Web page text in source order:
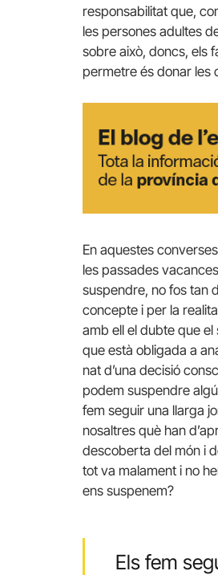
responsabilitat que,
les persones adultes
sobre això, doncs, els
permetre és donar les
En aquestes
les passades
suspendre, no fos tan
concepte i per la
amb ell el dubte que el
que està obligada a
nat d’una decisió
podem suspendre
fem seguir una llarga
nosaltres què han
descoberta del món i
tot va malament i no
ens suspenem?
Els fem